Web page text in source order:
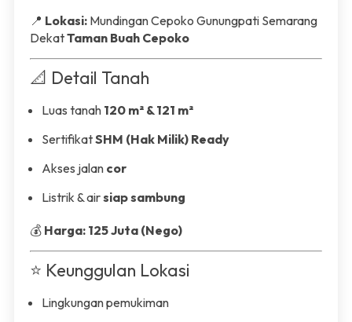
📍 Lokasi: Mundingan Cepoko Gunungpati Semarang
DekatTaman Buah Cepoko
📐 Detail Tanah
Luas tanah 120 m² & 121 m²
SertifikatSHM (Hak Milik) Ready
Akses jalan cor
Listrik & airsiap sambung
💰 Harga: 125 Juta (Nego)
⭐ Keunggulan Lokasi
Lingkungan pemukiman